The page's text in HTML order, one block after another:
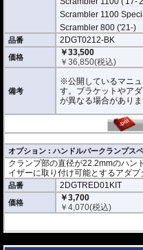
Scrambler 1100
Scrambler 800 ('21-)
品番 2DGT0212-BK
価格
￥33,500
￥36,850(税込)
備考
※公開しているマニ
す。ブラケットやア
が異なる場合がありま
オプション : ハンドルバークランプス
クランプ部の直径が22.2mmのハン
イザーに取り付け可能とするアダプ
品番 2DGTRED01KIT
価格
￥3,700
￥4,070(税込)